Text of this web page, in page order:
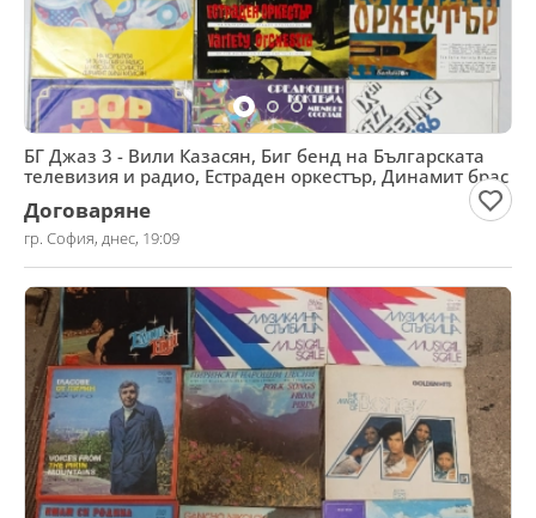
БГ Джаз 3 - Вили Казасян, Биг бенд на Българската
телевизия и радио, Естраден оркестър, Динамит брас
Договаряне
гр. София, днес, 19:09